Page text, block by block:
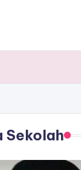
Sekolah